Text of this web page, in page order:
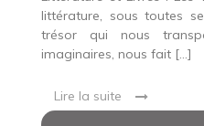
littérature, sous toutes
trésor qui nous
imaginaires, nous fait […]
Lire la suite